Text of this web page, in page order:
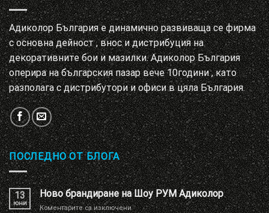
Адиколор България е динамично развиваща се фирма
с основна дейност , внос и дистрибуция на
декоративните бои и мазилки. Адиколор България
оперира на българския пазар вече 10години , като
разполага с дистрибутори и офиси в цяла България.
ПОСЛЕДНО ОТ БЛОГА
13
юни
Ново брандиране на Шоу РУМ Адиколор
Коментарите са изключениза